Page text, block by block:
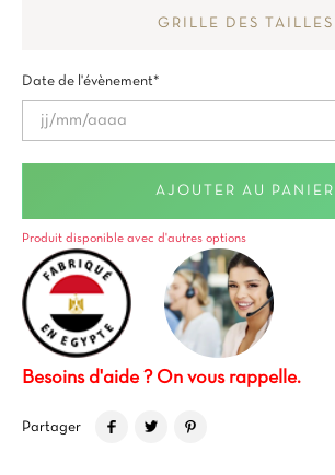
GRILLE DES TAILLES
Date de l'évènement*
AJOUTER AU PANIER
Produit disponible avec d'autres options
Besoins d'aide ? On vous rappelle.
Partager